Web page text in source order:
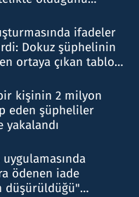
ifadeler
Dokuz şüphelinin
ortaya çıkan tablo
kişinin 2 milyon
eden şüpheliler
yakalandı
uygulamasında
ödenen iade
düşürüldüğü"